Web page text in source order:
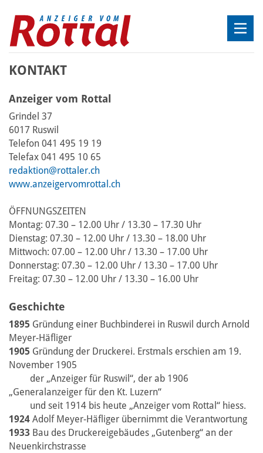
KONTAKT
Anzeiger vom Rottal
Grindel 37
6017 Ruswil
Telefon 041 495 19 19
Telefax 041 495 10 65
redaktion@rottaler.ch
www.anzeigervomrottal.ch
ÖFFNUNGSZEITEN
Montag: 07.30 – 12.00 Uhr / 13.30 – 17.30 Uhr
Dienstag: 07.30 – 12.00 Uhr / 13.30 – 18.00 Uhr
Mittwoch: 07.00 – 12.00 Uhr / 13.30 – 17.00 Uhr
Donnerstag: 07.30 – 12.00 Uhr / 13.30 – 17.00 Uhr
Freitag: 07.30 – 12.00 Uhr / 13.30 – 16.00 Uhr
Geschichte
1895 Gründung einer Buchbinderei in Ruswil durch Arnold
Meyer-Häfliger
1905 Gründung der Druckerei. Erstmals erschien am 19.
November 1905
der „Anzeiger für Ruswil“, der ab 1906
„Generalanzeiger für den Kt. Luzern“
und seit 1914 bis heute „Anzeiger vom Rottal“ hiess.
1924 Adolf Meyer-Häfliger übernimmt die Verantwortung
1933 Bau des Druckereigebäudes „Gutenberg“ an der
Neuenkirchstrasse